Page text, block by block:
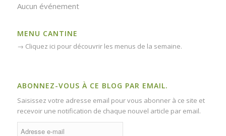
Aucun événement
MENU CANTINE
→ Cliquez ici pour découvrir les menus de la semaine.
ABONNEZ-VOUS À CE BLOG PAR EMAIL.
Saisissez votre adresse email pour vous abonner à ce site et
recevoir une notification de chaque nouvel article par email.
Adresse